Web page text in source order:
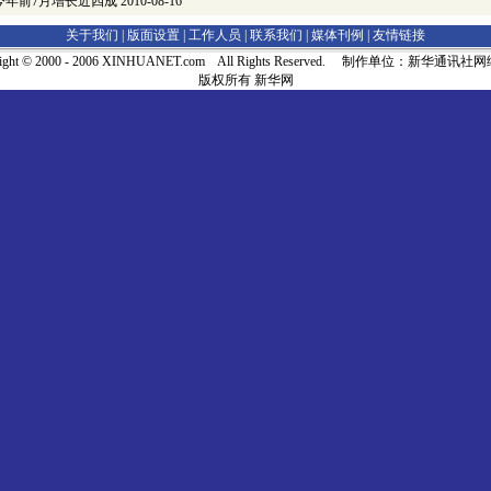
关于我们 | 版面设置 工作人员 联系我们 媒体刊例
友情链接
© 2000 - 2006 XINHUANET.com All Rights Reserved. 制作单位：新华通讯社网
版权所有 新华网